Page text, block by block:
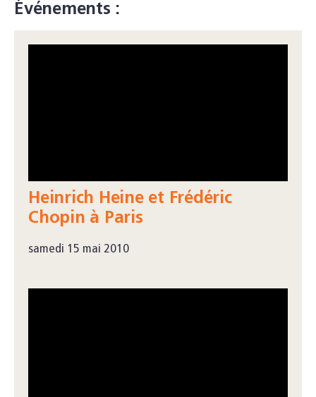
Événements :
Heinrich Heine et Frédéric
Chopin à Paris
samedi 15 mai 2010